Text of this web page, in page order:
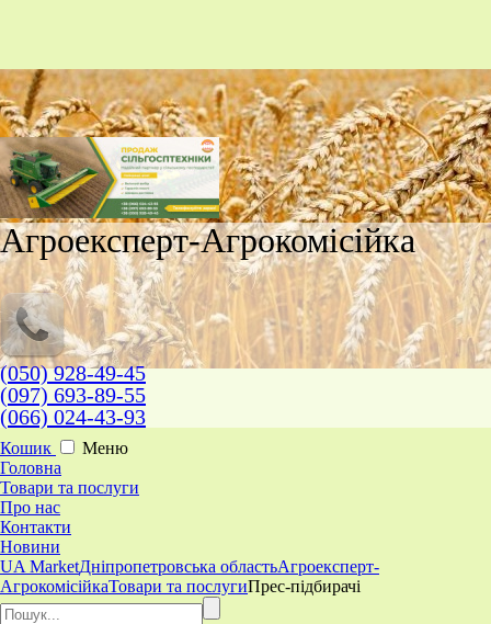
Агроексперт-Агрокомісійка
(050) 928-49-45
(097) 693-89-55
(066) 024-43-93
Кошик
Меню
Головна
Товари та послуги
Про нас
Контакти
Новини
UA MarketДніпропетровська областьАгроексперт-
АгрокомісійкаТовари та послугиПрес-підбирачі